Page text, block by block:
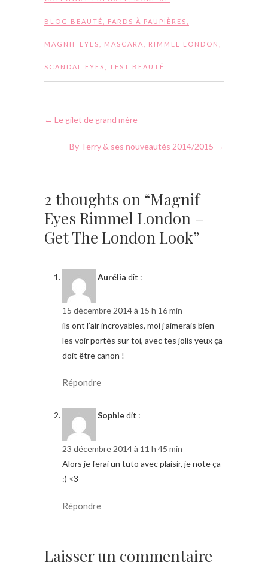
BLOG BEAUTÉ FARDS À PAUPIÈRES
MAGNIF EYES MASCARA RIMMEL LONDON
SCANDAL EYES TEST BEAUTÉ
← Le gilet de grand mère
By Terry & ses nouveautés 2014/2015 →
2 thoughts on “Magnif
Eyes Rimmel London –
Get The London Look”
Aurélia dit :
15 décembre 2014 à 15 h 16 min
ils ont l’air incroyables, moi j’aimerais bien
les voir portés sur toi, avec tes jolis yeux ça
doit être canon !
Répondre
Sophiedit :
23 décembre 2014 à 11 h 45 min
Alors je ferai un tuto avec plaisir, je note ça
:) <3
Répondre
Laisser un commentaire